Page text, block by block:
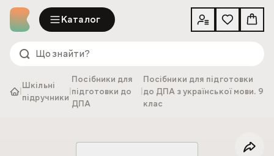
Каталог
Шкільні
підручники
Посібники для
підготовки до
ДПА
Посібники для підготовки
до ДПА з української мови. 9
клас